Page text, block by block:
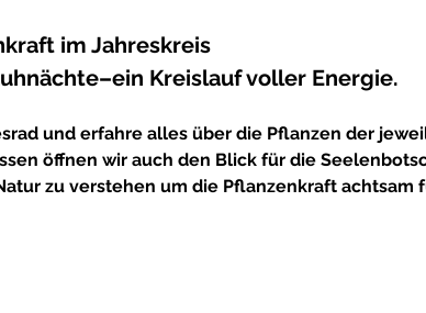
im Jahreskreis
Kreislauf voller Energie.
und erfahre alles über die Pflanzen der
öffnen wir auch den Blick für die
zu verstehen um die Pflanzenkraft achtsam